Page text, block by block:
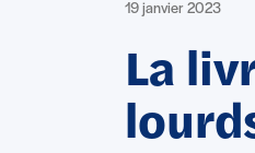
19 janvier 2023
La